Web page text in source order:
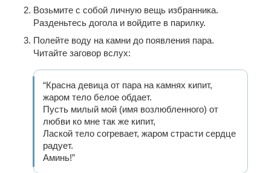
Возьмите с собой личную вещь избранника.
Разденьтесь догола и войдите в парилку.
Полейте воду на камни до появления пара.
Читайте заговор вслух:
“Красна девица от пара на камнях кипит,
жаром тело белое обдает.
Пусть милый мой (имя возлюбленного) от
любви ко мне так же кипит,
Лаской тело согревает, жаром страсти сердце
радует.
Аминь!”